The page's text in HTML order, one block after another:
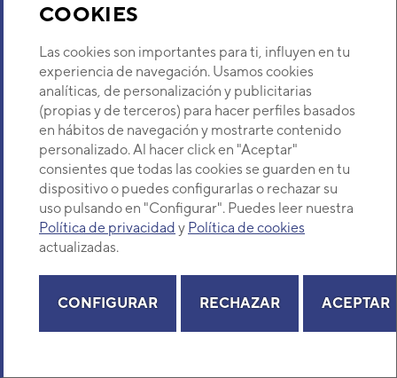
COOKIES
Las cookies son importantes para ti, influyen en tu
experiencia de navegación. Usamos cookies
analíticas, de personalización y publicitarias
(propias y de terceros) para hacer perfiles basados
en hábitos de navegación y mostrarte contenido
personalizado. Al hacer click en "Aceptar"
consientes que todas las cookies se guarden en tu
dispositivo o puedes configurarlas o rechazar su
uso pulsando en "Configurar". Puedes leer nuestra
Política de privacidad y Política de cookies
actualizadas.
CONFIGURAR RECHAZAR ACEPTAR
DESCRIPCIÓN
DISPONIBILIDAD
COMPRA
POSICIÓN